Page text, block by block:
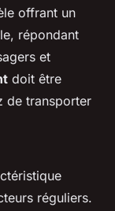
offrant un
répondant
et
doit être
de transporter
réguliers.